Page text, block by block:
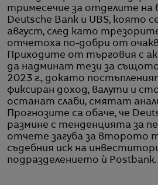
тримесечие за отделите на
Deutsche Bank и UBS, която
август, след като
отчетоха по-добри от
Приходите от търговия с
да надминат тези за
2023 г., докато
фиксиран доход, валути и
останат слаби, смятат
Прогнозите са обаче, че
размине с тенденцията за
отчете загуба за второто
съдебния иск на
подразделението ѝ Postbank.